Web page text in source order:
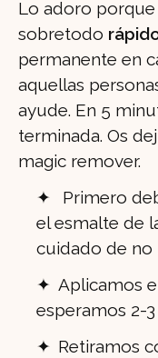
Lo adoro
sobretodo
permanente en
aquellas
ayude. En 5
terminada. Os
magic remover.
Primero
el esmalte de
cuidado de no
Aplicamos
esperamos 2-
Retiramos